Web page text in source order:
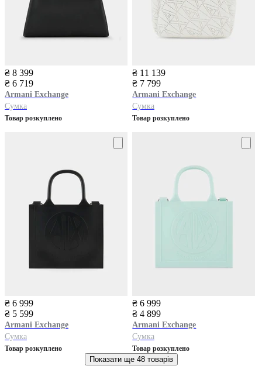
₴ 8 399
₴ 6 719
Armani Exchange
Сумка
Товар розкуплено
₴ 11 139
₴ 7 799
Armani Exchange
Сумка
Товар розкуплено
₴ 6 999
₴ 5 599
Armani Exchange
Сумка
Товар розкуплено
₴ 6 999
₴ 4 899
Armani Exchange
Сумка
Товар розкуплено
Показати ще 48 товарів